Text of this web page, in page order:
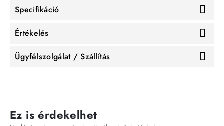
Specifikáció
Értékelés
Ügyfélszolgálat / Szállítás
Ez is érdekelhet